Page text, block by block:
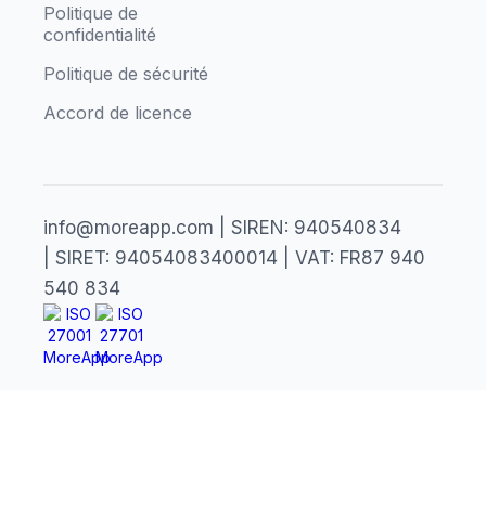
Politique de
confidentialité
Politique de sécurité
Accord de licence
info@moreapp.com | SIREN: 940540834
| SIRET: 94054083400014 | VAT: FR87 940
540 834